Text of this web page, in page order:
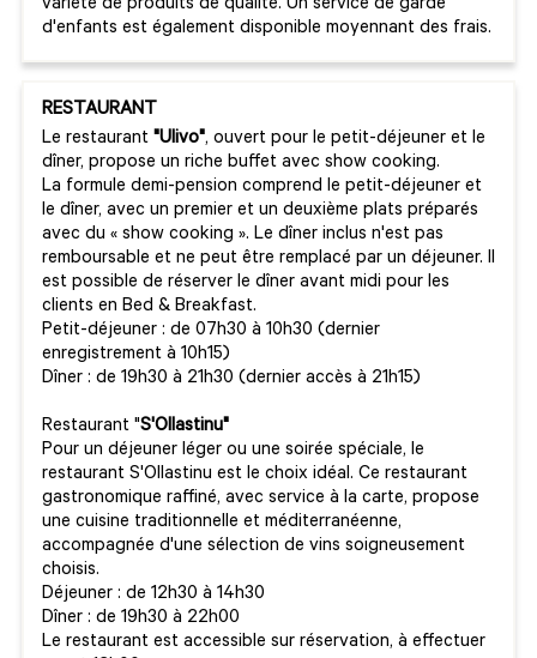
variété de produits de qualité. Un service de garde
d'enfants est également disponible moyennant des frais.
RESTAURANT
Le restaurant "Ulivo", ouvert pour le petit-déjeuner et le
dîner, propose un riche buffet avec show cooking.
La formule demi-pension comprend le petit-déjeuner et
le dîner, avec un premier et un deuxième plats préparés
avec du « show cooking ». Le dîner inclus n'est pas
remboursable et ne peut être remplacé par un déjeuner. Il
est possible de réserver le dîner avant midi pour les
clients en Bed & Breakfast.
Petit-déjeuner : de 07h30 à 10h30 (dernier
enregistrement à 10h15)
Dîner : de 19h30 à 21h30 (dernier accès à 21h15)
Restaurant "S'Ollastinu"
Pour un déjeuner léger ou une soirée spéciale, le
restaurant S'Ollastinu est le choix idéal. Ce restaurant
gastronomique raffiné, avec service à la carte, propose
une cuisine traditionnelle et méditerranéenne,
accompagnée d'une sélection de vins soigneusement
choisis.
Déjeuner : de 12h30 à 14h30
Dîner : de 19h30 à 22h00
Le restaurant est accessible sur réservation, à effectuer